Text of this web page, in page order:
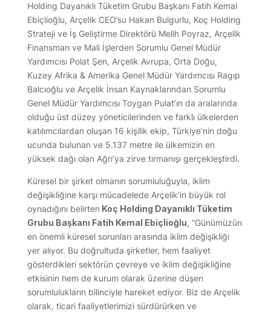
Holding Dayanıklı Tüketim Grubu Başkanı Fatih Kemal
Ebiçlioğlu, Arçelik CEO’su Hakan Bulgurlu, Koç Holding
Strateji ve İş Geliştirme Direktörü Melih Poyraz, Arçelik
Finansman ve Mali İşlerden Sorumlu Genel Müdür
Yardımcısı Polat Şen, Arçelik Avrupa, Orta Doğu,
Kuzey Afrika & Amerika Genel Müdür Yardımcısı Ragıp
Balcıoğlu ve Arçelik İnsan Kaynaklarından Sorumlu
Genel Müdür Yardımcısı Toygan Pulat’ın da aralarında
olduğu üst düzey yöneticilerinden ve farklı ülkelerden
katılımcılardan oluşan 16 kişilik ekip, Türkiye’nin doğu
ucunda bulunan ve 5.137 metre ile ülkemizin en
yüksek dağı olan Ağrı’ya zirve tırmanışı gerçekleştirdi.
Küresel bir şirket olmanın sorumluluğuyla, iklim
değişikliğine karşı mücadelede Arçelik’in büyük rol
oynadığını belirten Koç Holding Dayanıklı Tüketim
Grubu Başkanı Fatih Kemal Ebiçlioğlu, “Günümüzün
en önemli küresel sorunları arasında iklim değişikliği
yer alıyor. Bu doğrultuda şirketler, hem faaliyet
gösterdikleri sektörün çevreye ve iklim değişikliğine
etkisinin hem de kurum olarak üzerine düşen
sorumlulukların bilinciyle hareket ediyor. Biz de Arçelik
olarak, ticari faaliyetlerimizi sürdürürken ve